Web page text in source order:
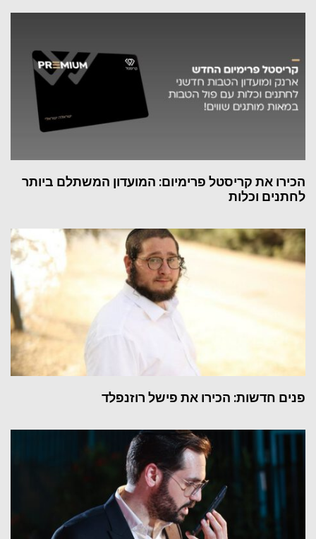
הכירו את קריסטל פרימיום: המועדון המשתלם ביותר
לחתנים וכלות
פנים חדשות: הכירו את פישל רוזנפלד